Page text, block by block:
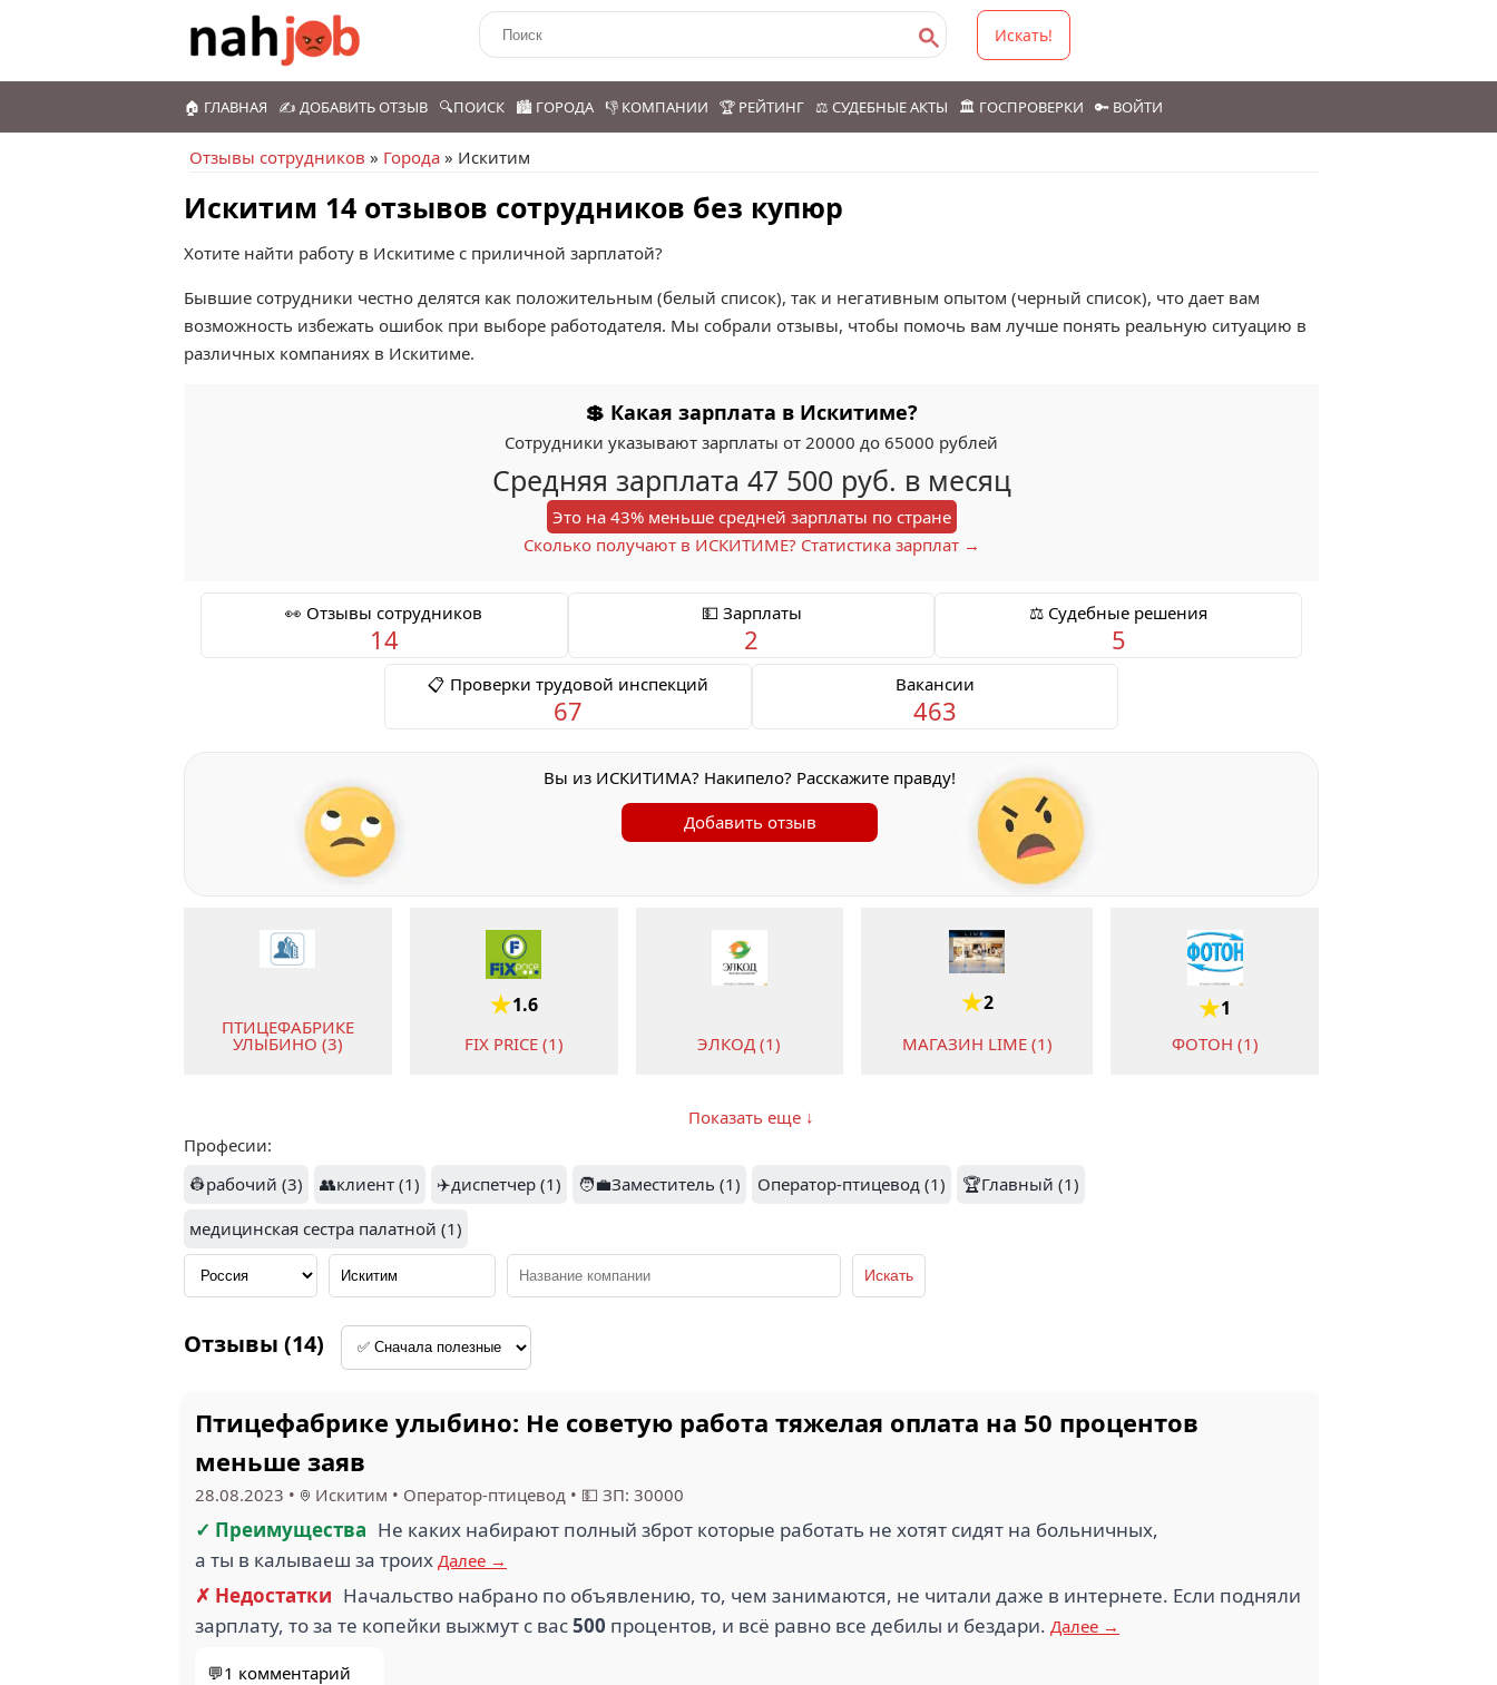
Искать!
🏠 ГЛАВНАЯ ✍️ ДОБАВИТЬ ОТЗЫВ 🔍ПОИСК 🏙️ ГОРОДА 👎 КОМПАНИИ 🏆 РЕЙТИНГ ⚖️ СУДЕБНЫЕ АКТЫ 🏛️ ГОСПРОВЕРКИ 🔑 ВОЙТИ
Отзывы сотрудников » Города » Искитим
Искитим 14 отзывов сотрудников без купюр
Хотите найти работу в Искитиме с приличной зарплатой?
Бывшие сотрудники честно делятся как положительным (белый список), так и негативным опытом (черный список), что дает вам
возможность избежать ошибок при выборе работодателя. Мы собрали отзывы, чтобы помочь вам лучше понять реальную ситуацию в
различных компаниях в Искитиме.
💲 Какая зарплата в Искитиме?
Сотрудники указывают зарплаты от 20000 до 65000 рублей
Средняя зарплата 47 500 руб. в месяц
Это на 43% меньше средней зарплаты по стране
Сколько получают в ИСКИТИМЕ? Статистика зарплат →
👀 Отзывы сотрудников
14
💵 Зарплаты
2
⚖️ Судебные решения
5
📋 Проверки трудовой инспекций
67
Вакансии
463
Вы из ИСКИТИМА? Накипело? Расскажите правду!
Добавить отзыв
ПТИЦЕФАБРИКЕ
УЛЫБИНО (3)
1.6
FIX PRICE (1) ЭЛКОД (1)
2
МАГАЗИН LIME (1)
1
ФОТОН (1)
1.7
МФЦ (1)
3.3
ГЛАВСТРОЙ (1)
МИТЧЕЛДИН
КОНСУЛЬТАЦИОННЫЙ
Показать еще ↓
Професии:
👷рабочий (3)
👥клиент (1) ✈️диспетчер (1) 🧑‍💼Заместитель (1) Оператор-птицевод (1)
🏆Главный (1)
медицинская сестра палатной (1)
Отзывы (14)
Птицефабрике улыбино: Не советую работа тяжелая оплата на 50 процентов
меньше заяв
28.08.2023 • Искитим • Оператор-птицевод • 💵 ЗП: 30000
✓ Преимущества Не каких набирают полный зброт которые работать не хотят сидят на больничных,
а ты в калываеш за троих Далее →
✗ Недостатки Начальство набрано по объявлению, то, чем занимаются, не читали даже в интернете. Если подняли
зарплату, то за те копейки выжмут с вас500 процентов, и всё равно все дебилы и бездари. Далее →
💬1 комментарий